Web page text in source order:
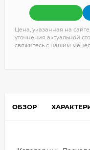
Цена, указанная на
уточнения актуальной
свяжитесь с нашим
ОБЗОР